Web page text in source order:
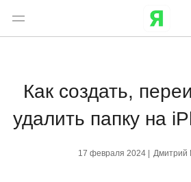
Как создать,
удалить папку на
17 февраля 2024 | Дмитрий